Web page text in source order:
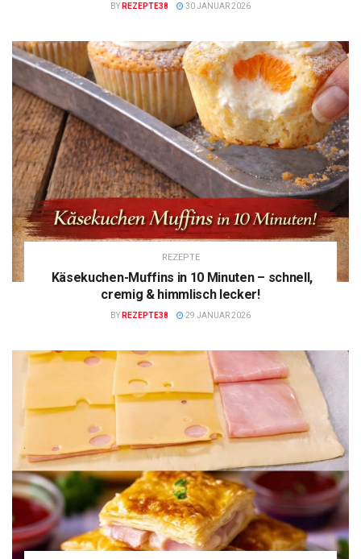
BY REZEPTE38 30 JANUAR 2026
REZEPTE
Käsekuchen-Muffins in 10 Minuten – schnell,
cremig & himmlisch lecker!
BY REZEPTE38 29 JANUAR 2026